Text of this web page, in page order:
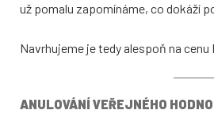
už pomalu zapomínáme, co dokáží
Navrhujeme je tedy alespoň na
ANULOVÁNÍ VEŘEJNÉHO